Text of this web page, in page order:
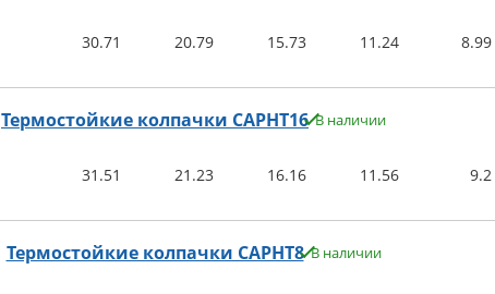
30.71 20.79 15.73 11.24 8.99
Термостойкие колпачки CAPHT16 В наличии
31.51 21.23 16.16 11.56 9.2
Термостойкие колпачки CAPHT8 В наличии